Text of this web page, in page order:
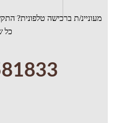
מעוניינ/ת ברכישה טלפונית?
כל